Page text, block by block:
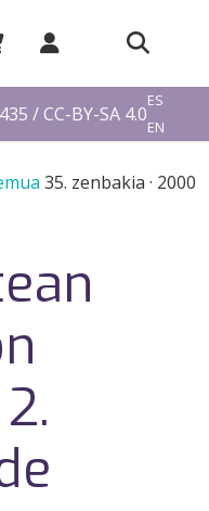
/ CC-BY-SA 4.0
ES
EN
35. zenbakia · 2000